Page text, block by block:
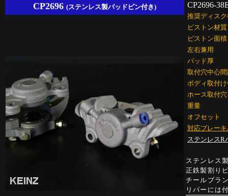
CP2696 (ステンレス製パッドピン付き) CP2696-
推奨ディス
ピストン材質
ピストン面積
左右兼用
パッド厚
取付穴中心
ボディ取付
ホース取付
重量
オフセット
対応ブレー
ステンレスR
ステンレス
正鉄製割り
チールブラ
リパーには